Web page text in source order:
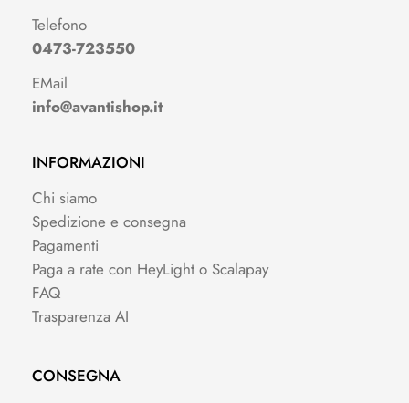
Telefono
0473-723550
EMail
info@avantishop.it
INFORMAZIONI
Chi siamo
Spedizione e consegna
Pagamenti
Paga a rate con HeyLight o Scalapay
FAQ
Trasparenza AI
CONSEGNA